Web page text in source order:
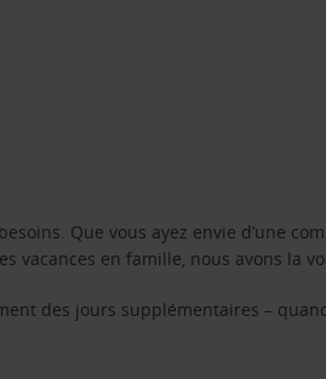
Que vous ayez envie d’une
vacances en famille, nous avons la
des jours supplémentaires –